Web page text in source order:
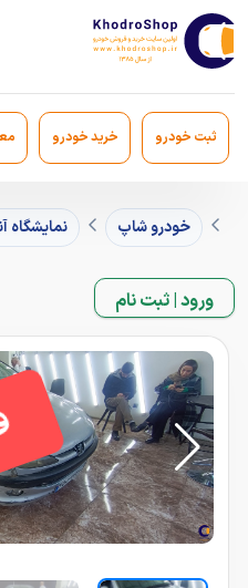
ثبت خودرو خرید خودرو
خودرو شاپ نمایشگاه
ورود | ثبت نام